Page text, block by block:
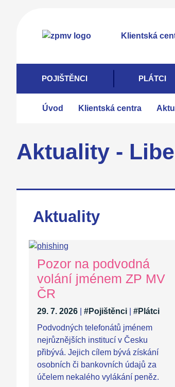
Klientská
POJIŠTĚNCI PLÁTCI
Úvod Klientská centra
Aktuality -
Aktuality
Pozor na podvodná
volání jménem ZP MV
ČR
29. 7. 2026 #Pojištěnci
#Plátci
Podvodných telefonátů jménem
nejrůznějších institucí v Česku
přibývá. Jejich cílem bývá získání
osobních či bankovních údajů za
účelem nekalého vylákání peněz.